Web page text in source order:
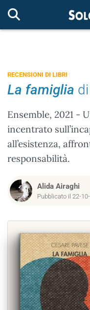
RECENSIONI DI LIBRI
La famiglia
Ensemble, 2021 -
incentrato
all’esistenza,
responsabilità.
Alida Airaghi
Pubblicato il 22-